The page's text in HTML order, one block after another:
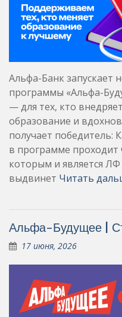
Альфа-Банк запускает
программы «Альфа-
— для тех, кто
образование и
получает победитель:
в программе проходит
которым и является
выдвинет Читать
Альфа-Будущее |
17 июня, 2026